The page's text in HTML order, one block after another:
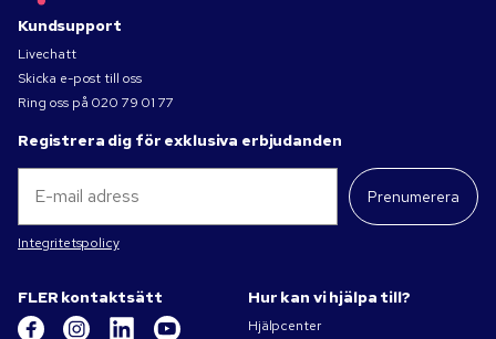
Kundsupport
Livechatt
Skicka e-post till oss
Ring oss på 020 79 01 77
Registrera dig för exklusiva erbjudanden
Prenumerera
Integritetspolicy
FLER kontaktsätt Hur kan vi hjälpa till?
Hjälpcenter